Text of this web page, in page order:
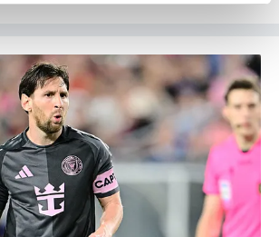
karşılamak noktasında tek gelir
bu çerezlere izin vermedikleri
hedefli reklamlar
hizmet sunabilmek için İnternet
ve üçüncü kişilere ait çerezler
Bu çerezler vasıtasıyla çeşitli kişisel
olup gerekli olan çerezler bilgi